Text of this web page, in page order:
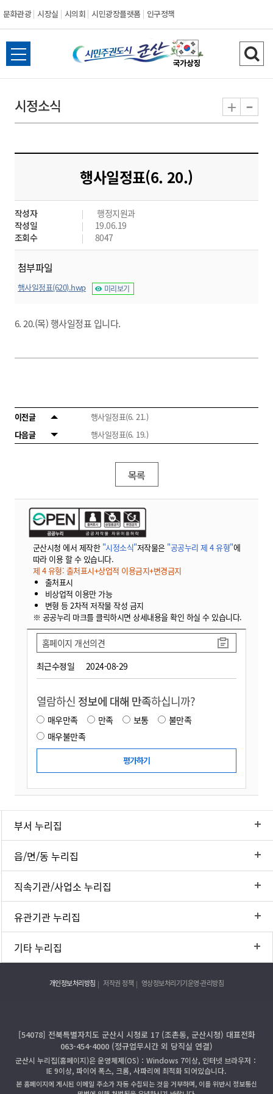
문화관광 시장실 시의회 시민광장플랫폼 인구정책
시
민
도
시
군
산
전
체
뉴
열
검
색
기
시정소식 + -
행사일정표(6. 20.)
작성자
행정지원과
작성일
19.06.19
조회수
8047
첨부파일
행사일정표(620).hwp 미리보기
6. 20.(목) 행사일정표 입니다.
이전글
행사일정표(6. 21.)
다음글
행사일정표(6. 19.)
목록
군산시청 에서 제작한 "시정소식"저작물은 "공공누리 제 4 유형"에
따라 이용 할 수 있습니다.
제 4 유형: 출처표시+상업적 이용금지+변경금지
출처표시
비상업적 이용만 가능
변형 등 2차적 저작물 작성 금지
※ 공공누리 마크를 클릭하시면 상세내용을 확인 하실 수 있습니다.
최근수정일 2024-08-29
홈페이지 개선의견
열람하신 정보에 대해 만족하십니까?
매우만족 만족 보통
불만족
매우불만족
부서 누리집
읍/면/동 누리집
직속기관/사업소 누리집
유관기관 누리집
기타 누리집
개인정보처리방침 저작권 정책 영상정보처리기기운영·관리방침
[54078] 전북특별자치도 군산시 시청로 17 (조촌동, 군산시청) 대표전화
063-454-4000 (정규업무시간 외 당직실 연결)
군산시 누리집(홈페이지)은 운영체제(OS)：Windows 7이상, 인터넷 브라우저：
IE 9이상, 파이어 폭스, 크롬, 사파리에 최적화 되어있습니다.
본 홈페이지에 게시된 이메일 주소가 자동 수집되는 것을 거부하며, 이를 위반시 정보통신